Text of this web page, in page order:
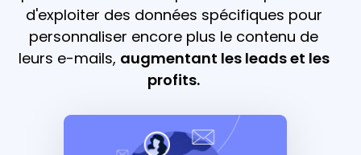
d'exploiter des données spécifiques pour
personnaliser encore plus le contenu de
leurs e-mails, augmentant les leads et les
profits.